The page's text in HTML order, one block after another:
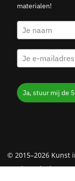
materialen!
Ja, stuur mij de
© 2015–2026 Kunst
Creditcard, Klarna &